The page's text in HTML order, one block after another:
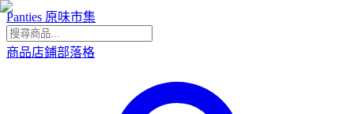
Panties 原味市集
商品店鋪部落格